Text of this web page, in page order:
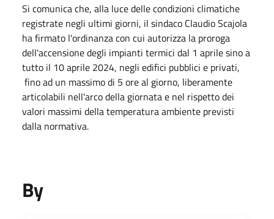
Si comunica che, alla luce delle condizioni climatiche
registrate negli ultimi giorni, il sindaco Claudio Scajola
ha firmato l'ordinanza con cui autorizza la proroga
dell'accensione degli impianti termici dal 1 aprilesino a
tutto il 10 aprile 2024, negli edifici pubblici e privati,
fino ad un massimo di 5 ore al giorno, liberamente
articolabili nell'arco della giornata e nel rispetto dei
valori massimi della temperatura ambiente previsti
dalla normativa.
By